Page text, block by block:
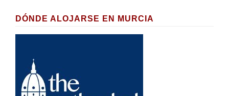
DÓNDE ALOJARSE EN MURCIA